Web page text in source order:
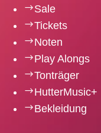
$Sale
$Tickets
$Noten
$Play Alongs
$Tonträger
$HutterMusic+
$Bekleidung